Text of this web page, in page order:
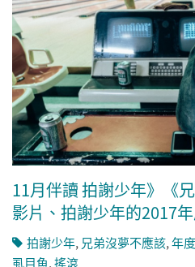
11月伴讀 拍謝少年》《
影片、拍謝少年的2017
拍謝少年, 兄弟沒夢不應該,年
虱目魚,搖滾